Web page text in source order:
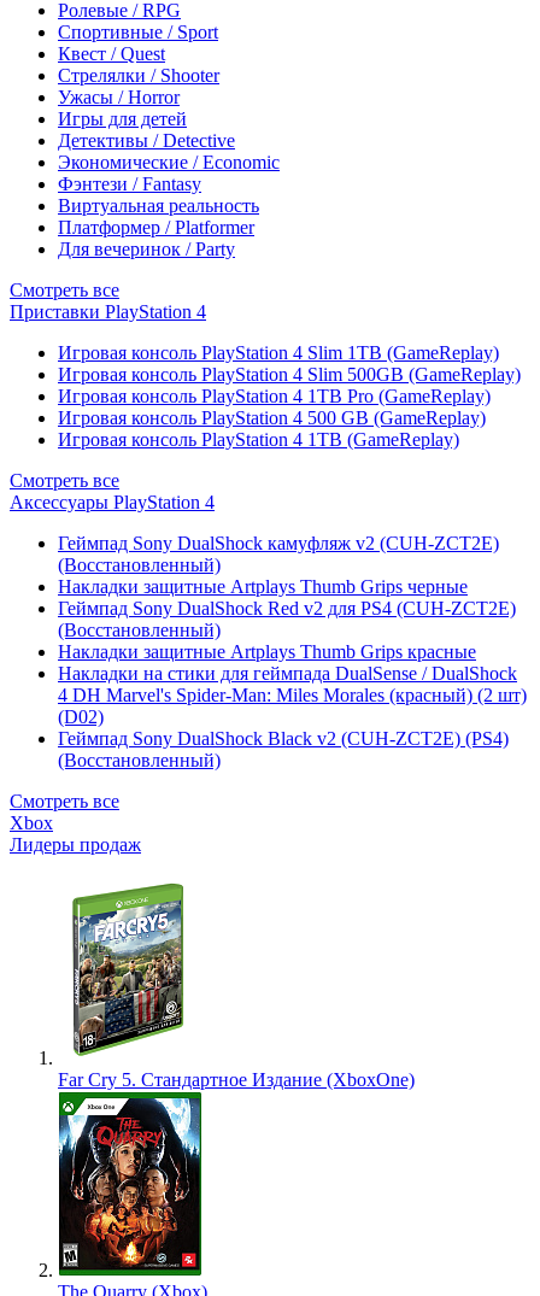
Ролевые / RPG
Спортивные / Sport
Квест / Quest
Стрелялки / Shooter
Ужасы / Horror
Игры для детей
Детективы / Detective
Экономические / Economic
Фэнтези / Fantasy
Виртуальная реальность
Платформер / Platformer
Для вечеринок / Party
Смотреть все
Приставки PlayStation 4
Игровая консоль PlayStation 4 Slim 1TB (GameReplay)
Игровая консоль PlayStation 4 Slim 500GB (GameReplay)
Игровая консоль PlayStation 4 1TB Pro (GameReplay)
Игровая консоль PlayStation 4 500 GB (GameReplay)
Игровая консоль PlayStation 4 1TB (GameReplay)
Смотреть все
Аксессуары PlayStation 4
Геймпад Sony DualShock камуфляж v2 (CUH-ZCT2E)
(Восстановленный)
Накладки защитные Artplays Thumb Grips черные
Геймпад Sony DualShock Red v2 для PS4 (CUH-ZCT2E)
(Восстановленный)
Накладки защитные Artplays Thumb Grips красные
Накладки на стики для геймпада DualSense / DualShock
4 DH Marvel's Spider-Man: Miles Morales (красный) (2 шт)
(D02)
Геймпад Sony DualShock Black v2 (CUH-ZCT2E) (PS4)
(Восстановленный)
Смотреть все
Xbox
Лидеры продаж
Far Cry 5. Стандартное Издание (XboxOne)
The Quarry (Xbox)